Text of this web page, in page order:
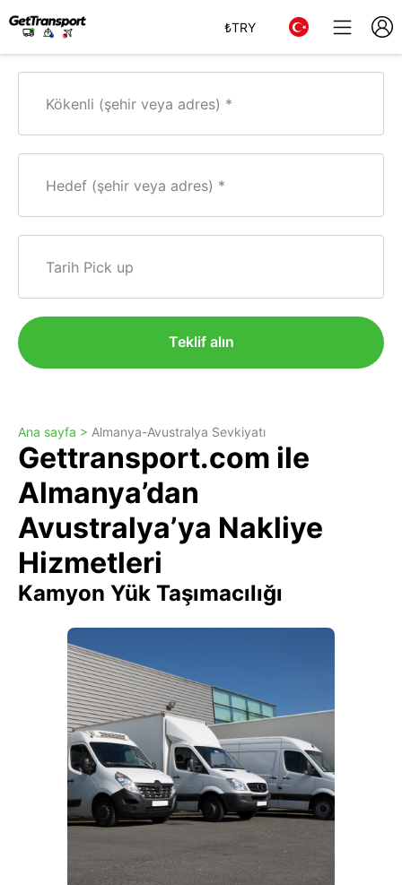
₺TRY
Kökenli (şehir veya adres)
Hedef (şehir veya adres)
Tarih Pick up
Teklif alın
Ana sayfa > Almanya-Avustralya Sevkiyatı
Gettransport.com ile
Almanya’dan
Avustralya’ya Nakliye
Hizmetleri
Kamyon Yük Taşımacılığı